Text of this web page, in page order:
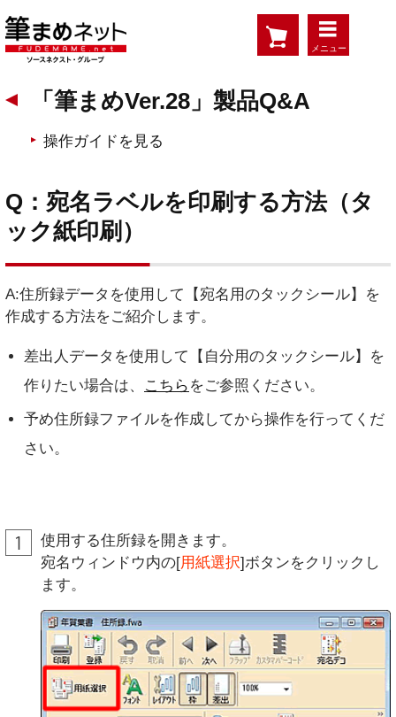
メニュー
「筆まめVer.28」製品Q&A
操作ガイドを見る
Q：宛名ラベルを印刷する方法（タ
ック紙印刷）
A:住所録データを使用して【宛名用のタックシール】を
作成する方法をご紹介します。
差出人データを使用して【自分用のタックシール】を
作りたい場合は、
こちら をご参照ください。
予め住所録ファイルを作成してから操作を行ってくだ
さい。
使用する住所録を開きます。
宛名ウィンドウ内の[用紙選択]ボタンをクリックし
ます。